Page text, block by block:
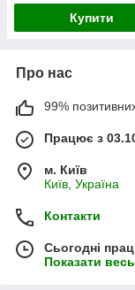
Купити
Про нас
99% позитивних
Працює з
м. Київ
Київ, Україна
Контакти
Сьогодні
Показати